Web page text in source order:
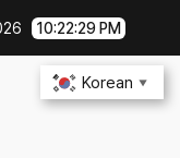
엇을 확인해야 할까?
10:22:30 PM
Korean ▼